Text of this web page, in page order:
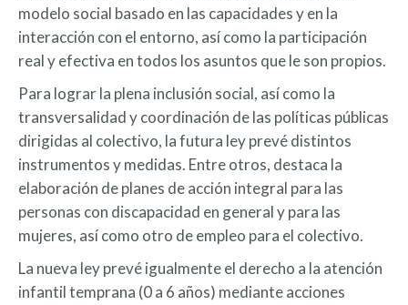
modelo social basado en las capacidades y en la
interacción con el entorno, así como la participación
real y efectiva en todos los asuntos que le son propios.
Para lograr la plena inclusión social, así como la
transversalidad y coordinación de las políticas públicas
dirigidas al colectivo, la futura ley prevé distintos
instrumentos y medidas. Entre otros, destaca la
elaboración de planes de acción integral para las
personas con discapacidad en general y para las
mujeres, así como otro de empleo para el colectivo.
La nueva ley prevé igualmente el derecho a la atención
infantil temprana (0 a 6 años) mediante acciones